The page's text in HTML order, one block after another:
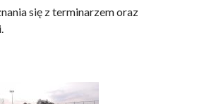
się z terminarzem oraz